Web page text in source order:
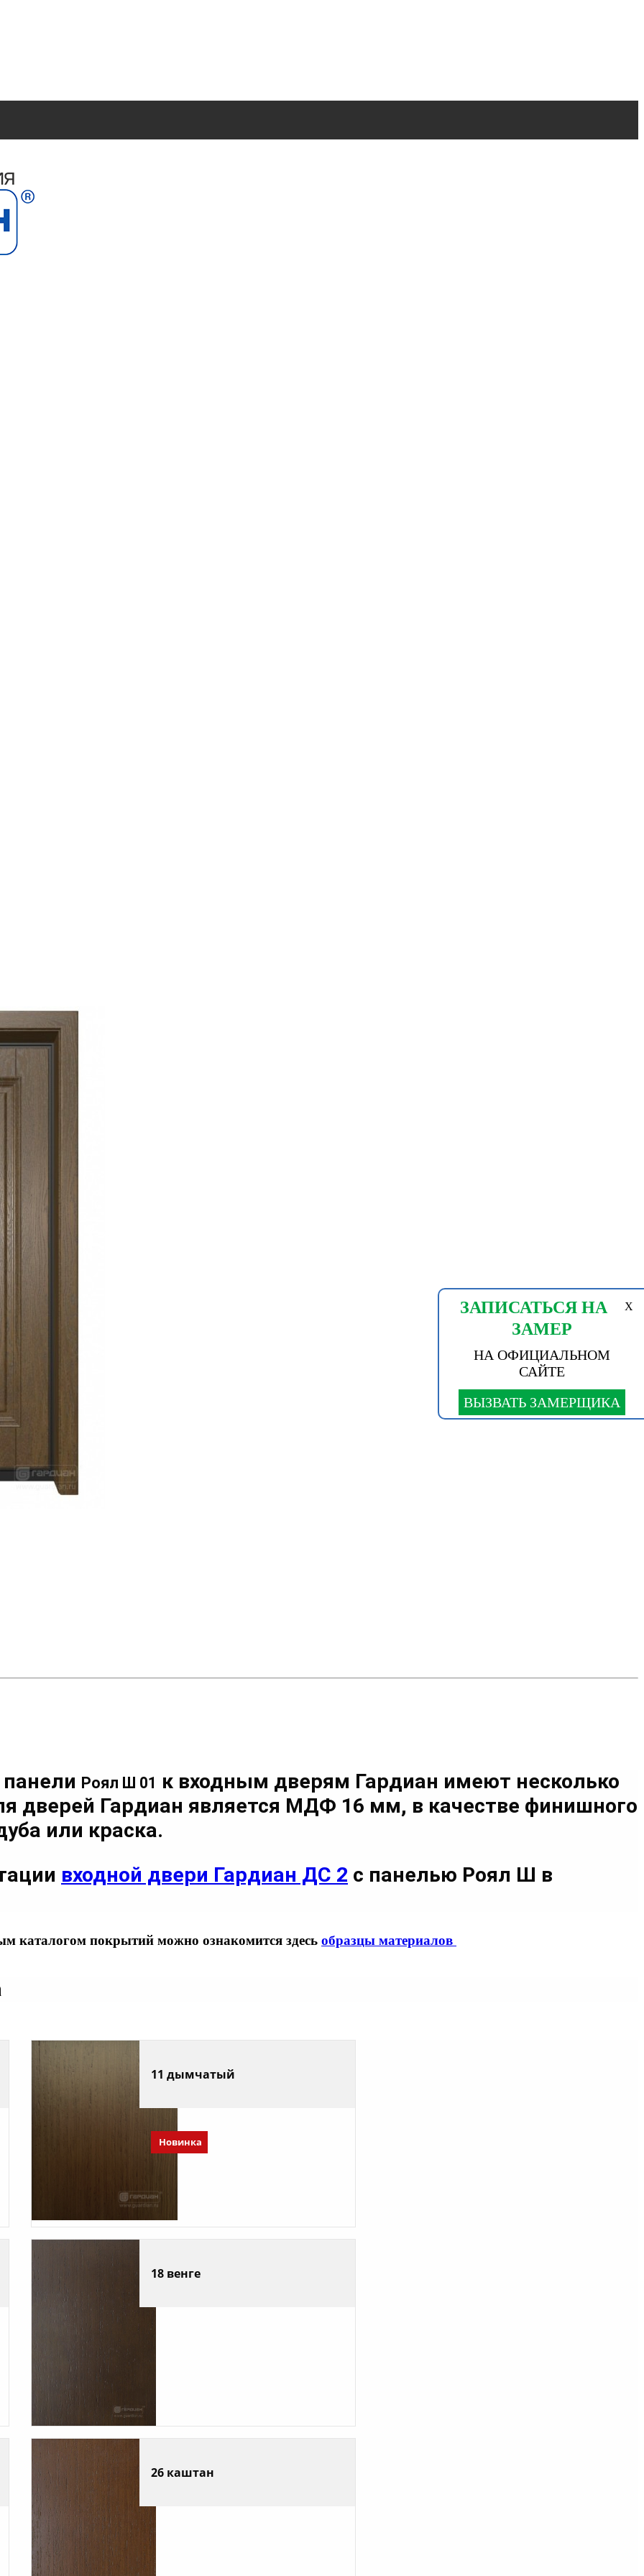
Роял Ш 01 к входным дверям Гардиан имеют несколько
дверей Гардиан является МДФ 16 мм, в качестве финишного
или краска.
входной двери Гардиан ДС 2 с панелью Роял Ш в
каталогом покрытий можно ознакомится здесь образцы материалов
11 дымчатый
Новинка
18 венге
26 каштан
X
ЗАПИСАТЬСЯ НА
ЗАМЕР
НА ОФИЦИАЛЬНОМ
САЙТЕ
ВЫЗВАТЬ ЗАМЕРЩИКА